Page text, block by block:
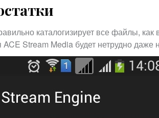
каталогизирует все файлы, как
Stream Media будет нетрудно даже